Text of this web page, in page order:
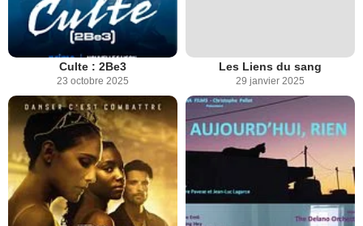
Culte : 2Be3
23 octobre 2025
Les Liens du sang
29 janvier 2025